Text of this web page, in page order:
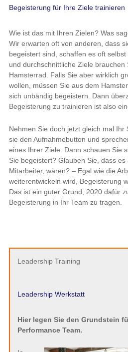
Begeisterung für Ihre Ziele trainieren
Wie ist das mit Ihren Zielen? Was
Wir erwarten oft von anderen, dass
begeistert sind, schaffen es oft
und durchschnittliche Ziele brauchen
Hamsterrad. Falls Sie aber wirklich
wollen, müssen Sie aus dem
sich unbändig begeistern. Dann
Begeisterung zu trainieren ist also
Nehmen Sie doch jetzt gleich mal Ihr
sie den Aufnahmebutton und
eines Ihrer Ziele. Dann schauen Sie
Sie begeistert? Glauben Sie, dass
Mitarbeiter, wären? – Egal wie die
weiterentwickeln wird, Begeisterung
Das ist ein guter Grund, 2020 dafür
Begeisterung in Ihr Team zu tragen.
Leadership Training
Leadership Werkstatt
Hier legen Sie den Grundstein
Performance Team.